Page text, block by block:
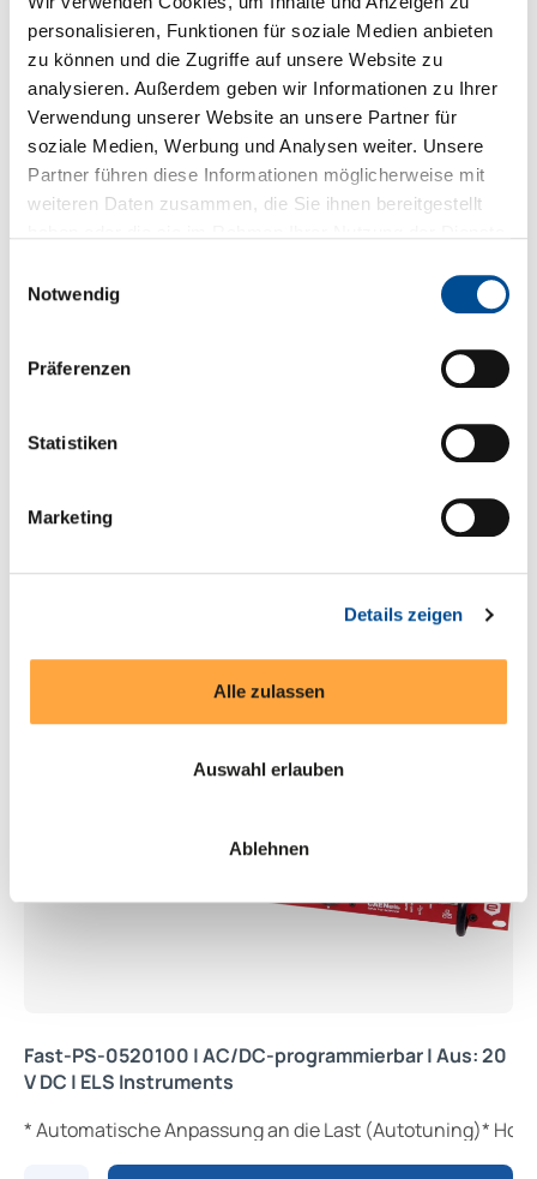
personalisieren, Funktionen für soziale Medien anbieten
zu können und die Zugriffe auf unsere Website zu
analysieren. Außerdem geben wir Informationen zu Ihrer
Verwendung unserer Website an unsere Partner für
soziale Medien, Werbung und Analysen weiter. Unsere
Partner führen diese Informationen möglicherweise mit
weiteren Daten zusammen, die Sie ihnen bereitgestellt
Notwendig
Präferenzen
Statistiken
Marketing
Details zeigen
Alle zulassen
Auswahl erlauben
Ablehnen
Produkte entdecken
Fast-PS-0520100 | AC/DC-programmierbar | Aus: 20
V DC | ELS Instruments
* Automatische Anpassung an die Last (Autotuning)*